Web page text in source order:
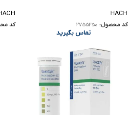
HACH
کد محصول: 2755250
تماس بگیرید
کد